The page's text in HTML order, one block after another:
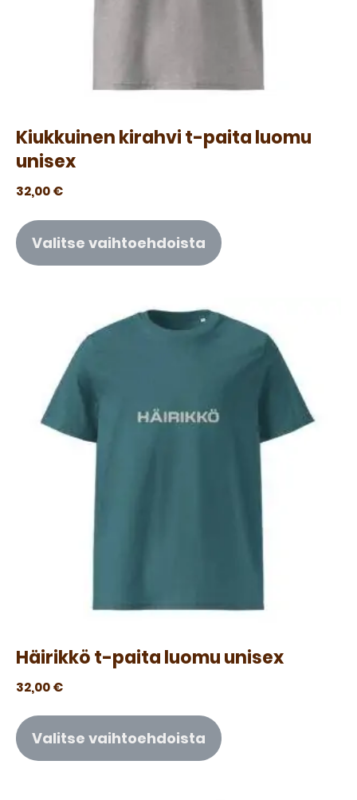
Kiukkuinen kirahvi t-paita luomu
unisex
32,00€
Valitse vaihtoehdoista
Häirikkö t-paita luomu unisex
32,00€
Valitse vaihtoehdoista